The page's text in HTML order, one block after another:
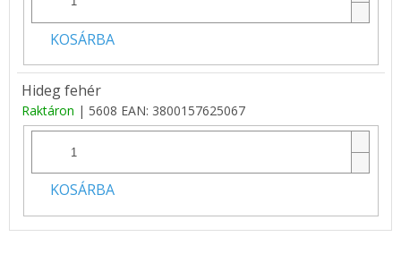
KOSÁRBA
Hideg fehér
Raktáron | 5608 EAN: 3800157625067
KOSÁRBA